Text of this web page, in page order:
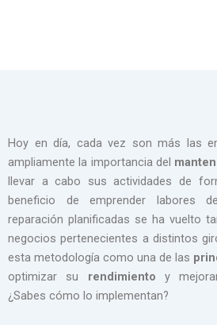
Hoy en día, cada vez son más las
ampliamente la importancia del
llevar a cabo sus actividades de
beneficio de emprender labores
reparación planificadas se ha vuelto
negocios pertenecientes a distintos
esta metodología como una de las
optimizar su rendimiento y
¿Sabes cómo lo implementan?